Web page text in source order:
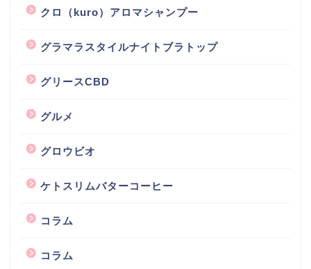
クロ（kuro）アロマシャンプー
グラマラスタイルナイトブラトップ
グリースCBD
グルメ
グロウビオ
ケトスリムバターコーヒー
コラム
コラム